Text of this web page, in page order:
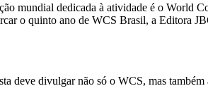
mundial dedicada à atividade é o World
o quinto ano de WCS Brasil, a Editora
deve divulgar não só o WCS, mas